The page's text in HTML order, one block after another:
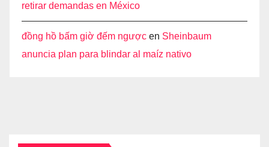
retirar demandas en México
đồng hồ bấm giờ đếm ngược en Sheinbaum
anuncia plan para blindar al maíz nativo